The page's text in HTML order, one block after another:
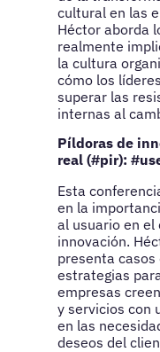
cultural en las
Héctor aborda
realmente
la cultura
cómo los
superar las
internas al
Píldoras de
real (#pir):
Esta
en la
al usuario en el
innovación.
presenta casos
estrategias
empresas
y servicios con
en las
deseos del